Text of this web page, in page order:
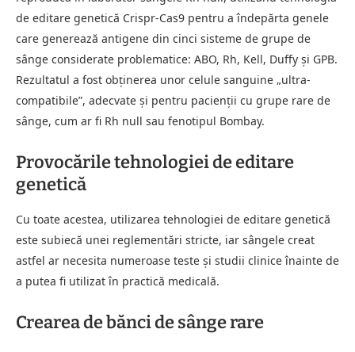
de editare genetică Crispr-Cas9 pentru a îndepărta genele
care generează antigene din cinci sisteme de grupe de
sânge considerate problematice: ABO, Rh, Kell, Duffy și GPB.
Rezultatul a fost obținerea unor celule sanguine „ultra-
compatibile”, adecvate și pentru pacienții cu grupe rare de
sânge, cum ar fi Rh null sau fenotipul Bombay.
Provocările tehnologiei de editare
genetică
Cu toate acestea, utilizarea tehnologiei de editare genetică
este subiecă unei reglementări stricte, iar sângele creat
astfel ar necesita numeroase teste și studii clinice înainte de
a putea fi utilizat în practică medicală.
Crearea de bănci de sânge rare